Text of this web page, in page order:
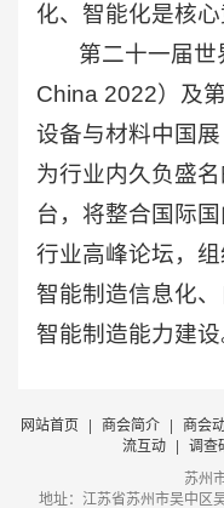
化、智能化是核心
第二十一届世
China 2022）及
设备与材料中国
为行业内久负盛
台，将整合国际
行业高峰论坛，
智能制造信息化
智能制造能力建设
网站首页 | 商会简介 | 商会
流互动 | 调查
苏州
地址：江苏省苏州市吴中